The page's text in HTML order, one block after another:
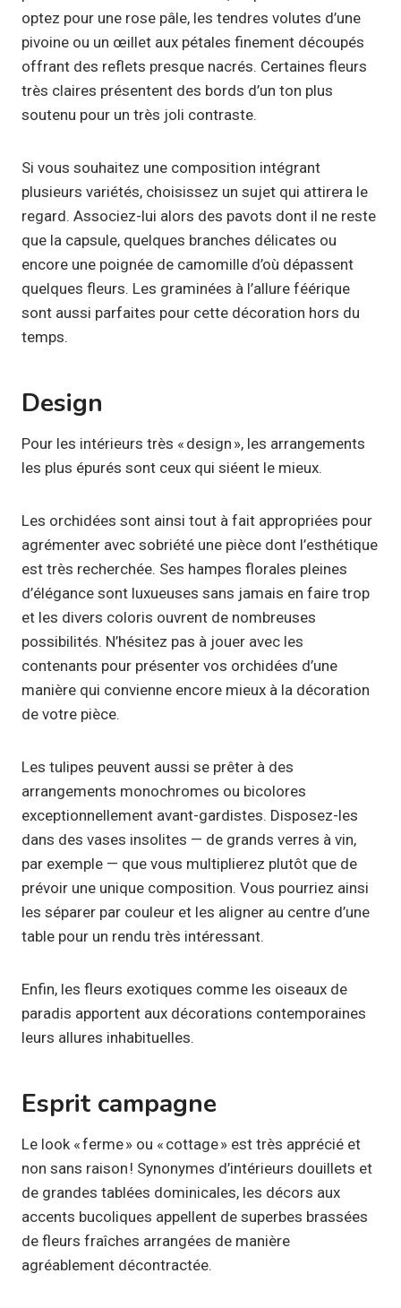
optez pour une rose pâle, les tendres volutes d’une
pivoine ou un œillet aux pétales finement découpés
offrant des reflets presque nacrés. Certaines fleurs
très claires présentent des bords d’un ton plus
soutenu pour un très joli contraste.
Si vous souhaitez une composition intégrant
plusieurs variétés, choisissez un sujet qui attirera le
regard. Associez-lui alors des pavots dont il ne reste
que la capsule, quelques branches délicates ou
encore une poignée de camomille d’où dépassent
quelques fleurs. Les graminées à l’allure féérique
sont aussi parfaites pour cette décoration hors du
temps.
Design
Pour les intérieurs très « design », les arrangements
les plus épurés sont ceux qui siéent le mieux.
Les orchidées sont ainsi tout à fait appropriées pour
agrémenter avec sobriété une pièce dont l’esthétique
est très recherchée. Ses hampes florales pleines
d’élégance sont luxueuses sans jamais en faire trop
et les divers coloris ouvrent de nombreuses
possibilités. N’hésitez pas à jouer avec les
contenants pour présenter vos orchidées d’une
manière qui convienne encore mieux à la décoration
de votre pièce.
Les tulipes peuvent aussi se prêter à des
arrangements monochromes ou bicolores
exceptionnellement avant-gardistes. Disposez-les
dans des vases insolites — de grands verres à vin,
par exemple — que vous multiplierez plutôt que de
prévoir une unique composition. Vous pourriez ainsi
les séparer par couleur et les aligner au centre d’une
table pour un rendu très intéressant.
Enfin, les fleurs exotiques comme les oiseaux de
paradis apportent aux décorations contemporaines
leurs allures inhabituelles.
Esprit campagne
Le look « ferme » ou « cottage » est très apprécié et
non sans raison ! Synonymes d’intérieurs douillets et
de grandes tablées dominicales, les décors aux
accents bucoliques appellent de superbes brassées
de fleurs fraîches arrangées de manière
agréablement décontractée.